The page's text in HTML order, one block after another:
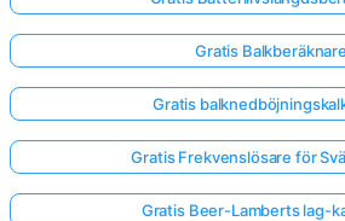
Gratis Balkberäknare
Gratis
Gratis Frekvenslösare för
Gratis Beer-Lamberts lag-